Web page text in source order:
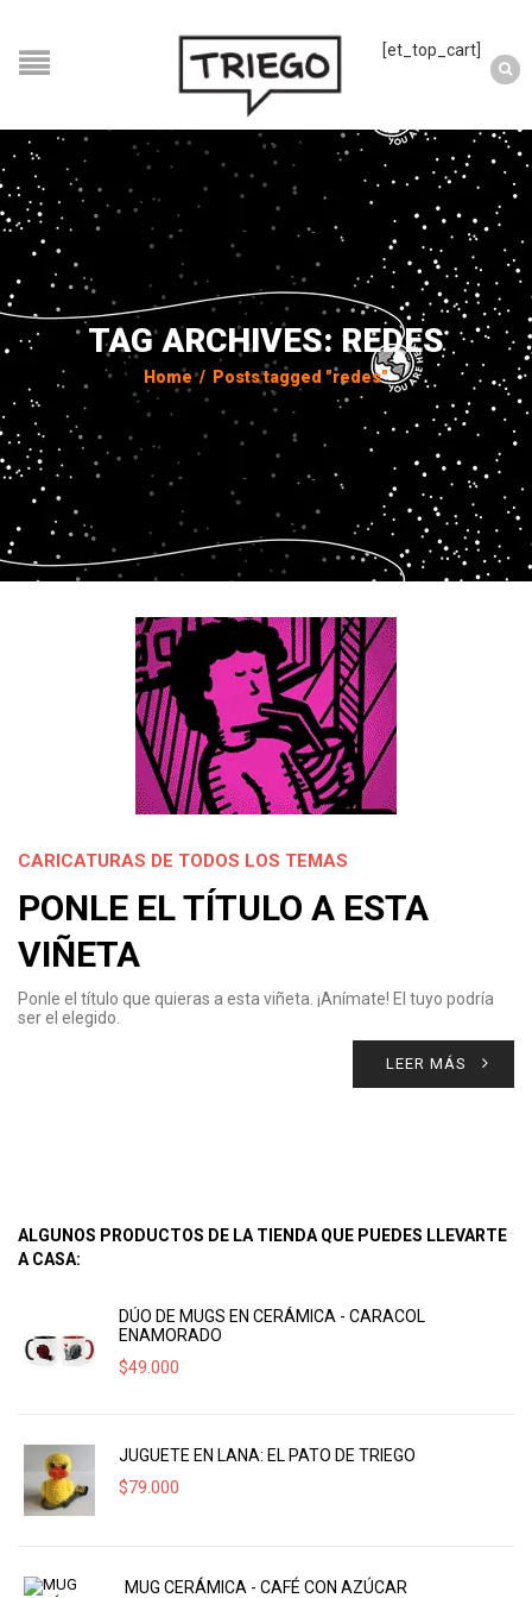
[et_top_cart]
TAG ARCHIVES: REDES
Home / Posts tagged "redes"
CARICATURAS DE TODOS LOS TEMAS
PONLE EL TÍTULO A ESTA
VIÑETA
Ponle el título que quieras a esta viñeta. ¡Anímate! El tuyo podría
ser el elegido.
LEER MÁS
ALGUNOS PRODUCTOS DE LA TIENDA QUE PUEDES LLEVARTE
A CASA:
DÚO DE MUGS EN CERÁMICA - CARACOL
ENAMORADO
$49.000
JUGUETE EN LANA: EL PATO DE TRIEGO
$79.000
MUG CERÁMICA - CAFÉ CON AZÚCAR